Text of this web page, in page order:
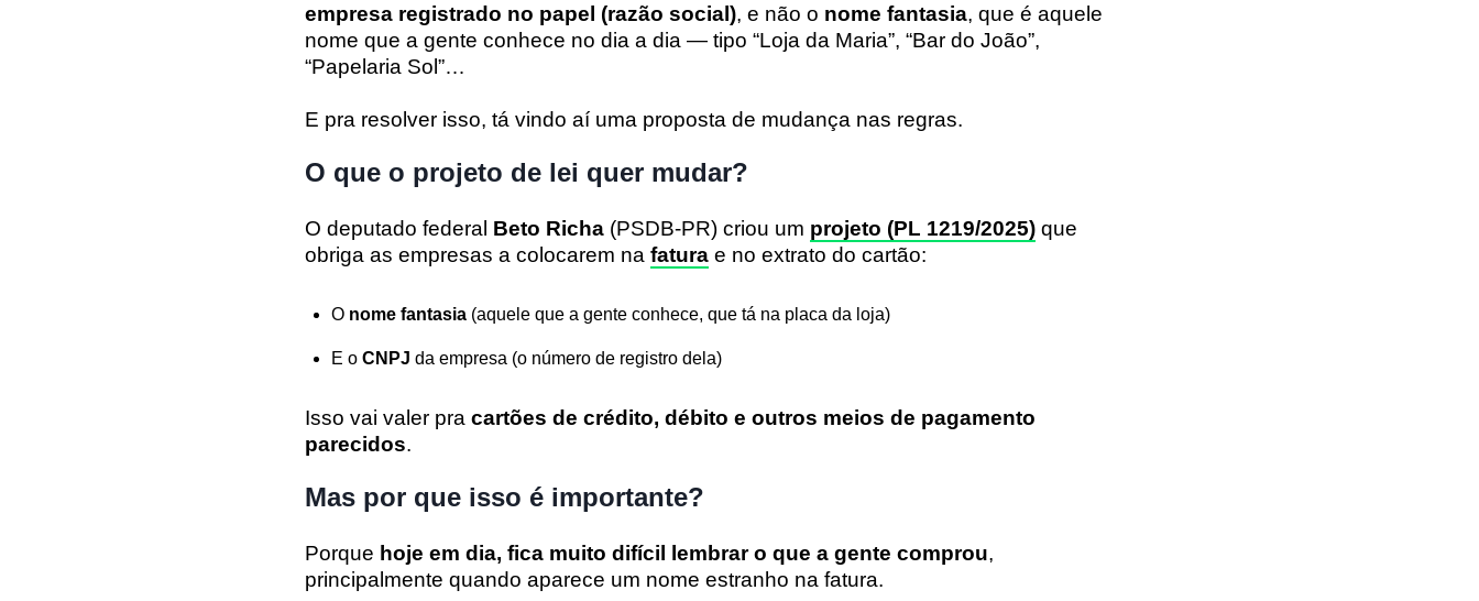
empresa registrado no papel (razão social), e não o nome fantasia, que é aquele
nome que a gente conhece no dia a dia — tipo “Loja da Maria”, “Bar do João”,
“Papelaria Sol”…
E pra resolver isso, tá vindo aí uma proposta de mudança nas regras.
O que o projeto de lei quer mudar?
O deputado federal Beto Richa (PSDB-PR) criou um projeto (PL 1219/2025) que
obriga as empresas a colocarem na fatura e no extrato do cartão:
O nome fantasia (aquele que a gente conhece, que tá na placa da loja)
E o CNPJ da empresa (o número de registro dela)
Isso vai valer pra cartões de crédito, débito e outros meios de pagamento
parecidos.
Mas por que isso é importante?
Porque hoje em dia, fica muito difícil lembrar o que a gente comprou,
principalmente quando aparece um nome estranho na fatura.